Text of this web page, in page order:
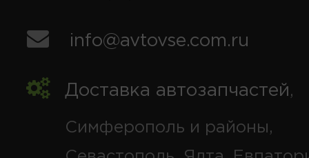
info@avtovse.com.ru
Доставка автозапчастей,
Симферополь и районы,